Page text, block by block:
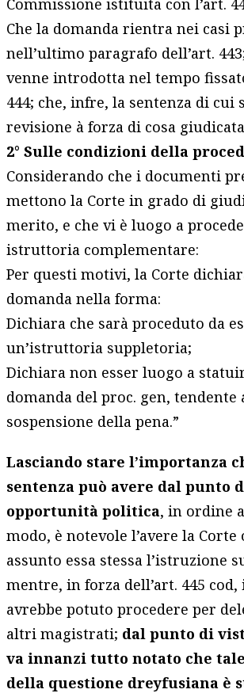
Commissione istituita con l’art.
Che la domanda rientra nei casi
nell’ultimo paragrafo dell’art.
venne introdotta nel tempo
444; che, infre, la sentenza di cui
revisione à forza di cosa
2° Sulle condizioni della
Considerando che i documenti
mettono la Corte in grado di
merito, e che vi è luogo a
istruttoria complementare:
Per questi motivi, la Corte
domanda nella forma:
Dichiara che sarà proceduto da
un’istruttoria suppletoria;
Dichiara non esser luogo a
domanda del proc. gen, tendente
sospensione della pena.”
Lasciando stare l’importanza
sentenza può avere dal punto
opportunità politica, in ordine
modo, è notevole l’avere la
assunto essa stessa l’istruzione
mentre, in forza dell’art. 445
avrebbe potuto procedere per
altri magistrati; dal punto di
va innanzi tutto notato che
della questione dreyfusiana è